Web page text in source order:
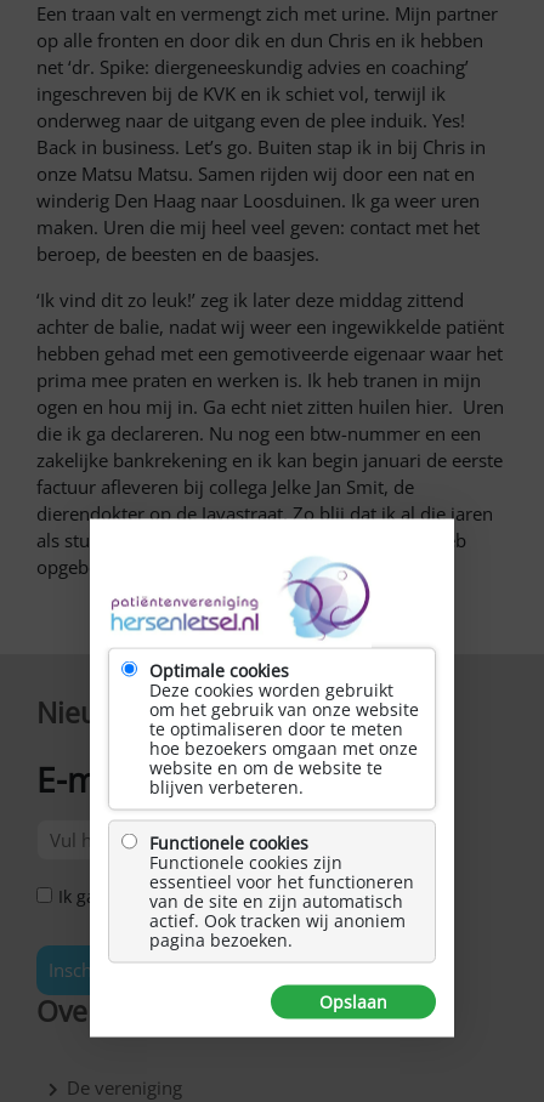
Een traan valt en vermengt zich met urine. Mijn partner
op alle fronten en door dik en dun Chris en ik hebben
net ‘dr. Spike: diergeneeskundig advies en coaching’
ingeschreven bij de KVK en ik schiet vol, terwijl ik
onderweg naar de uitgang even de plee induik. Yes!
Back in business. Let’s go. Buiten stap ik in bij Chris in
onze Matsu Matsu. Samen rijden wij door een nat en
winderig Den Haag naar Loosduinen. Ik ga weer uren
maken. Uren die mij heel veel geven: contact met het
beroep, de beesten en de baasjes.
‘Ik vind dit zo leuk!’ zeg ik later deze middag zittend
achter de balie, nadat wij weer een ingewikkelde patiënt
hebben gehad met een gemotiveerde eigenaar waar het
prima mee praten en werken is. Ik heb tranen in mijn
ogen en hou mij in. Ga echt niet zitten huilen hier. Uren
die ik ga declareren. Nu nog een btw-nummer en een
zakelijke bankrekening en ik kan begin januari de eerste
factuur afleveren bij collega Jelke Jan Smit, de
dierendokter op de Javastraat. Zo blij dat ik al die jaren
als student en dierenarts een geweldig netwerk heb
opgebouwd.
Nieuwsbrief
E-mailadres*
Ik ga akkoord met het Privacy Statement *
Inschrijven
Over Hersenletsel.nl
De vereniging
Optimale cookies
Deze cookies worden gebruikt
om het gebruik van onze website
te optimaliseren door te meten
hoe bezoekers omgaan met onze
website en om de website te
blijven verbeteren.
Functionele cookies
Functionele cookies zijn
essentieel voor het functioneren
van de site en zijn automatisch
actief. Ook tracken wij anoniem
pagina bezoeken.
Opslaan